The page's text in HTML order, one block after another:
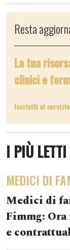
Resta
La tua
clinici e
Iscriviti al
I PIÙ
MEDICI DI
Medici di
Fimmg:
e